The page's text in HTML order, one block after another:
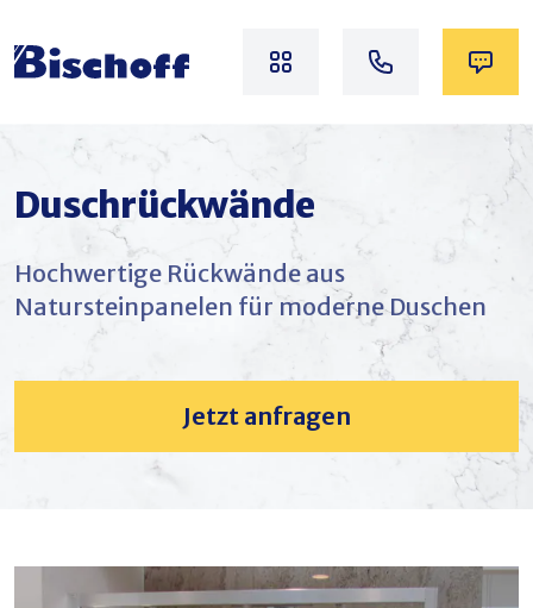
Duschrückwände
Hochwertige Rückwände aus
Natursteinpanelen für moderne Duschen
Jetzt anfragen